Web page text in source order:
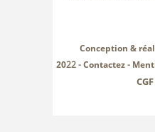
Conception &
2022 -Contactez-